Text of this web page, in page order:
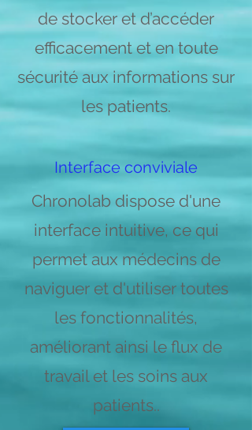
de stocker et d’accéder
efficacement et en toute
sécurité aux informations sur
les patients.
Interface conviviale
Chronolab dispose d'une
interface intuitive, ce qui
permet aux médecins de
naviguer et d'utiliser toutes
les fonctionnalités,
améliorant ainsi le flux de
travail et les soins aux
patients..